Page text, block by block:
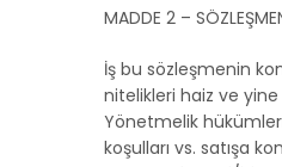
MADDE 2 –
İş bu sözleşmenin
nitelikleri haiz ve yine
Yönetmelik
koşulları vs. satışa